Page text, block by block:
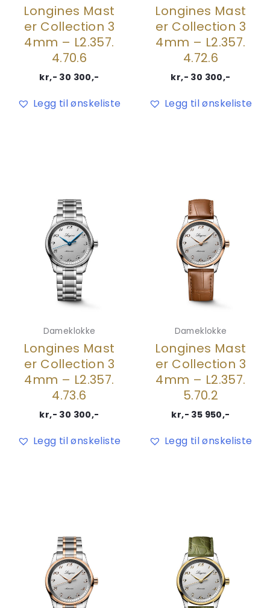
Longines Mast
er Collection 3
4mm – L2.357.
4.70.6
kr,- 30 300,-
Legg til ønskeliste
Longines Mast
er Collection 3
4mm – L2.357.
4.72.6
kr,- 30 300,-
Legg til ønskeliste
Dameklokke
Longines Mast
er Collection 3
4mm – L2.357.
4.73.6
kr,- 30 300,-
Legg til ønskeliste
Dameklokke
Longines Mast
er Collection 3
4mm – L2.357.
5.70.2
kr,- 35 950,-
Legg til ønskeliste